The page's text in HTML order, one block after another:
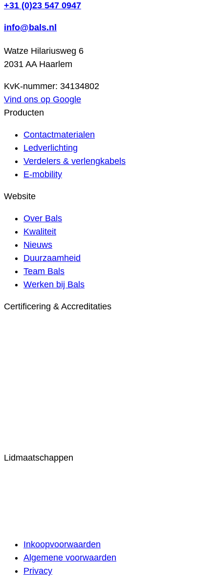
+31 (0)23 547 0947
info@bals.nl
Watze Hilariusweg 6
2031 AA Haarlem
KvK-nummer: 34134802
Vind ons op Google
Producten
Contactmaterialen
Ledverlichting
Verdelers & verlengkabels
E-mobility
Website
Over Bals
Kwaliteit
Nieuws
Duurzaamheid
Team Bals
Werken bij Bals
Certificering & Accreditaties
Lidmaatschappen
Inkoopvoorwaarden
Algemene voorwaarden
Privacy